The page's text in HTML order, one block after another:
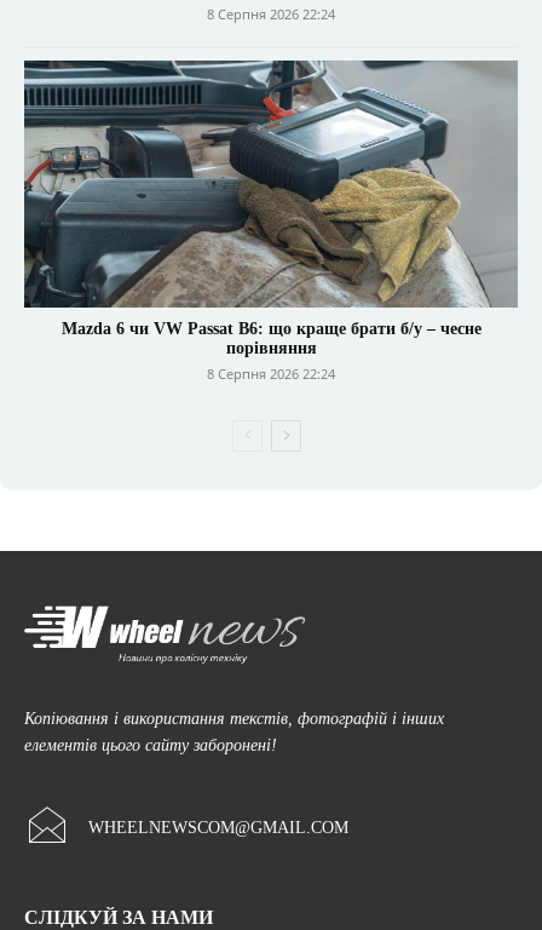
8 Серпня 2026 22:24
Mazda 6 чи VW Passat B6: що краще брати б/у – чесне
порівняння
8 Серпня 2026 22:24
Копіювання і використання текстів, фотографій і інших
елементів цього сайту заборонені!
WHEELNEWSCOM@GMAIL.COM
СЛІДКУЙ ЗА НАМИ